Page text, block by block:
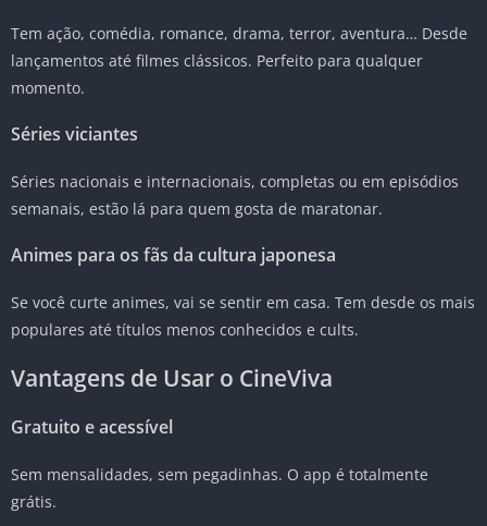
Tem ação, comédia, romance, drama, terror, aventura… Desde
lançamentos até filmes clássicos. Perfeito para qualquer
momento.
Séries viciantes
Séries nacionais e internacionais, completas ou em episódios
semanais, estão lá para quem gosta de maratonar.
Animes para os fãs da cultura japonesa
Se você curte animes, vai se sentir em casa. Tem desde os mais
populares até títulos menos conhecidos e cults.
Vantagens de Usar o CineViva
Gratuito e acessível
Sem mensalidades, sem pegadinhas. O app é totalmente
grátis.